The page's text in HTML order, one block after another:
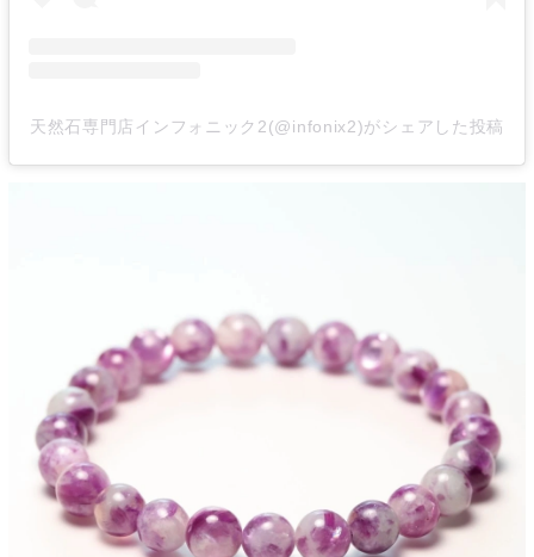
天然石専門店インフォニック2(@infonix2)がシェアした投稿